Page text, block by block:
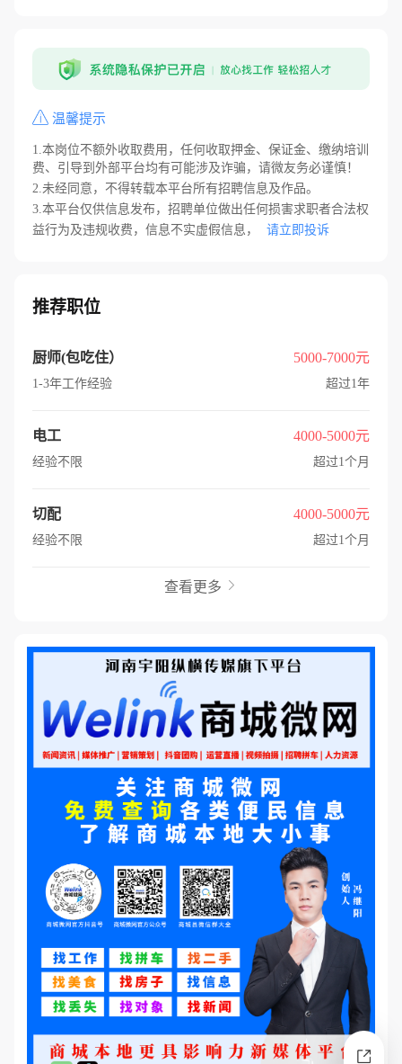
温馨提示
1.本岗位不额外收取费用，任何收取押金、保证金、缴纳培训
费、引导到外部平台均有可能涉及诈骗，请微友务必谨慎！
2.未经同意，不得转载本平台所有招聘信息及作品。
3.本平台仅供信息发布，招聘单位做出任何损害求职者合法权
益行为及违规收费，信息不实虚假信息，
请立即投诉
推荐职位
厨师(包吃住） 5000-7000元
1-3年工作经验 超过1年
电工 4000-5000元
经验不限 超过1个月
切配 4000-5000元
经验不限 超过1个月
查看更多 